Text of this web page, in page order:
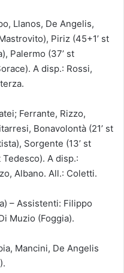
Llanos, De Angelis,
Piriz (45+1’ st
Palermo (37’ st
A disp.: Rossi,
Ferrante, Rizzo,
Bonavolontà (21’ st
Sorgente (13’ st
Tedesco). A disp.:
Albano. All.: Coletti.
– Assistenti: Filippo
Muzio (Foggia).
Mancini, De Angelis